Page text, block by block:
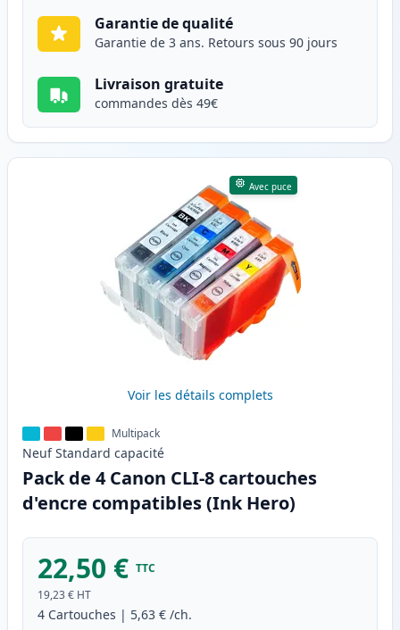
Garantie de qualité
Garantie de 3 ans. Retours sous 90 jours
Livraison gratuite
commandes dès 49€
Avec puce
Voir les détails complets
Multipack
Neuf Standard capacité
Pack de 4 Canon CLI-8 cartouches
d'encre compatibles (Ink Hero)
22,50 € TTC
19,23 € HT
4 Cartouches | 5,63 € /ch.